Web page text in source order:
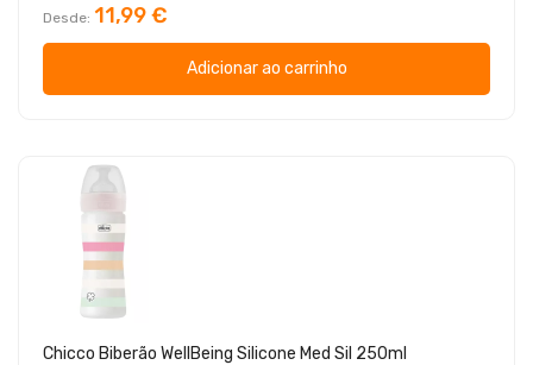
Desde 11,99 €
Adicionar ao carrinho
Chicco Biberão WellBeing Silicone Med Sil 250ml